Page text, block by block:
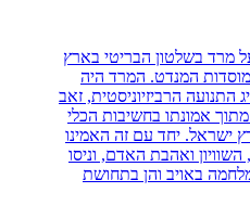
האצ"ל על מרד בשלטון הבריטי בארץ
המנדט. המרד היה
התנועה הרביזיוניסטית, זאב
אמונתו בחשיבות הכלי
ישראל. יחד עם זה האמינו
ואהבת האדם, וניסו
באויב והן בתחושת